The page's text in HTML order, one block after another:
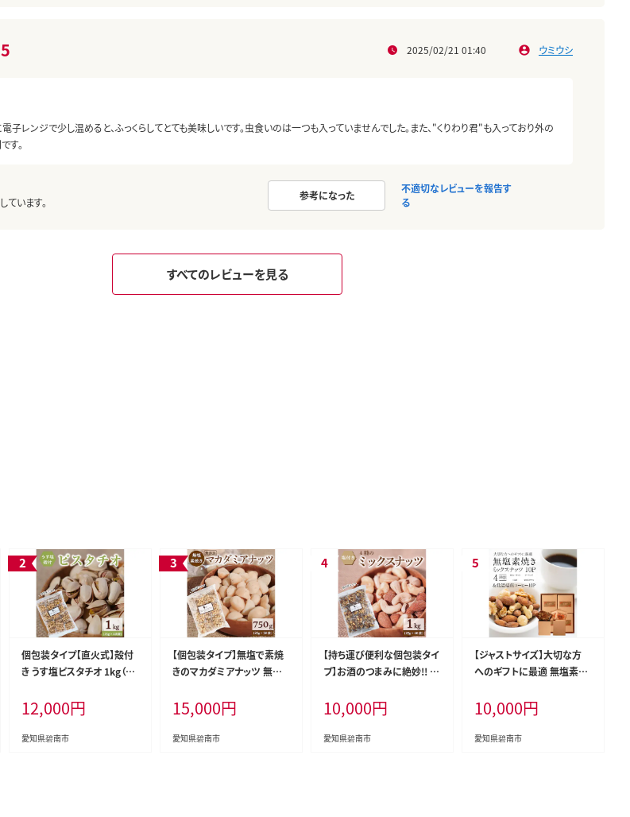
5 2025/02/21 01:40 ウミウシ
子レンジで少し温めると、ふっくらしてとても美味しいです。虫食いのは一つも入っていませんでした。また、"くりわり君"も入っており外の
す。
ています。
参考になった
不適切なレビューを報告す
る
すべてのレビューを見る
個包装タイプ【直火式】殻付
き うす塩ピスタチオ 1kg（25
袋 ロカボ SUCRENUTS H0
59-148
12,000円
愛知県碧南市
【個包装タイプ】無塩で素焼
きのマカダミアナッツ 無添
装 無塩 ナッツ 小袋 ロカボ
SUCRENUTS H059-149
15,000円
愛知県碧南市
【持ち運び便利な個包装タイ
プ】お酒のつまみに絶妙!! 塩
5g×40袋）有塩 小袋 塩味
個包装 アーモンド カシュー
ナッツ ジャイアントコーン
10,000円
愛知県碧南市
【ジャストサイズ】大切な方
へのギフトに最適 無塩素焼
＆こだわりの低温焙煎コーヒ
ー10P 贈答 ギフト お歳暮
お中元 プレゼント 贈り物 ア
10,000円
愛知県碧南市